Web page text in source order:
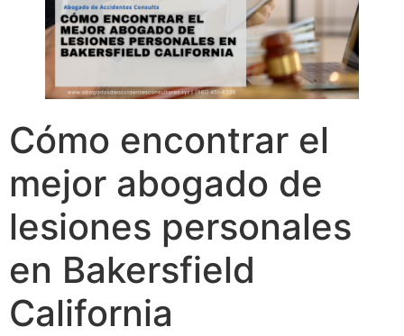
Cómo encontrar el
mejor abogado de
lesiones personales
en Bakersfield
California